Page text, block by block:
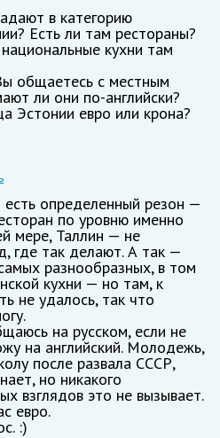
в категорию
Есть ли там рестораны?
кухни там
общаетесь с местным
ли они по-английски?
Эстонии евро или крона?
определенный резон —
по уровню именно
мере, Таллин — не
где так делают. А так —
разнообразных, в том
кухни — но там, к
не удалось, так что
на русском, если не
на английский. Молодежь,
после развала СССР,
но никакого
взглядов это не вызывает.
евро.
:)